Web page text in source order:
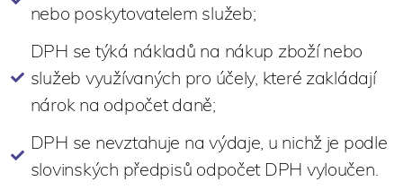
nebo poskytovatelem služeb;
DPH se týká nákladů na nákup zboží nebo
služeb využívaných pro účely, které zakládají
nárok na odpočet daně;
DPH se nevztahuje na výdaje, u nichž je podle
slovinských předpisů odpočet DPH vyloučen.